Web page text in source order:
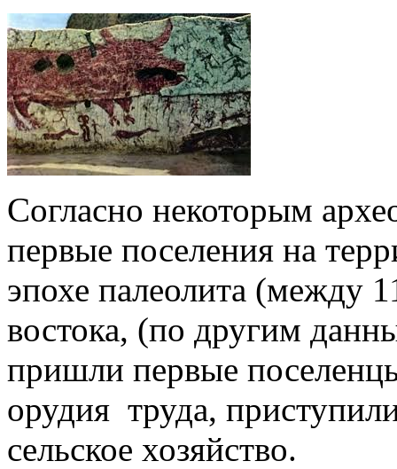
Согласно некоторым
первые поселения на
эпохе палеолита (между
востока, (по другим
пришли первые
орудия труда,
сельское хозяйство.